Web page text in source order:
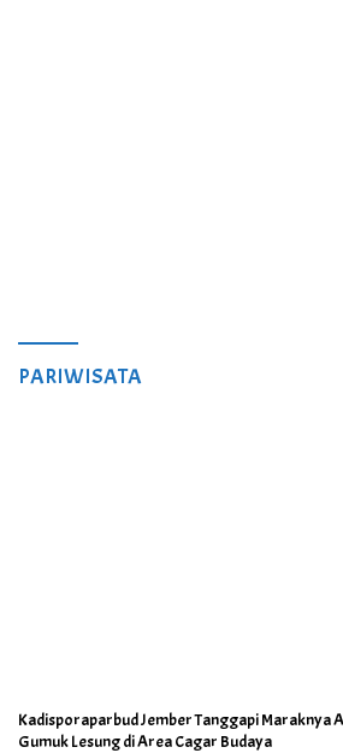
PARIWISATA
Kadisporaparbud Jember Tanggapi Maraknya
Gumuk Lesung di Area Cagar Budaya